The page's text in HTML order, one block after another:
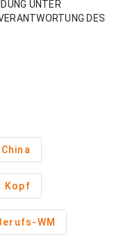
UNTER
DES
China
Kopf
WM